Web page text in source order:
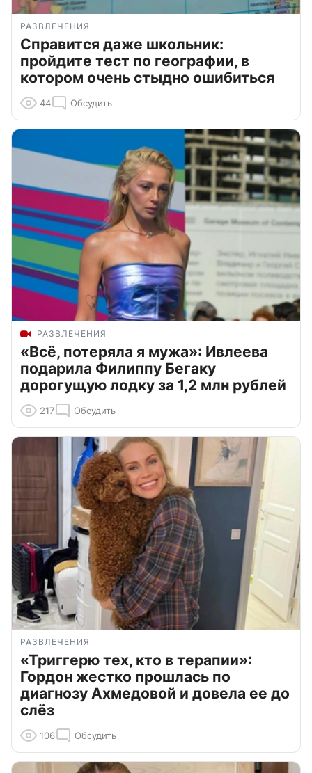
РАЗВЛЕЧЕНИЯ
Справится даже школьник:
пройдите тест по географии, в
котором очень стыдно ошибиться
44 Обсудить
РАЗВЛЕЧЕНИЯ
«Всё, потеряла я мужа»: Ивлеева
подарила Филиппу Бегаку
дорогущую лодку за 1,2 млн рублей
217 Обсудить
РАЗВЛЕЧЕНИЯ
«Триггерю тех, кто в терапии»:
Гордон жестко прошлась по
диагнозу Ахмедовой и довела ее до
слёз
106 Обсудить